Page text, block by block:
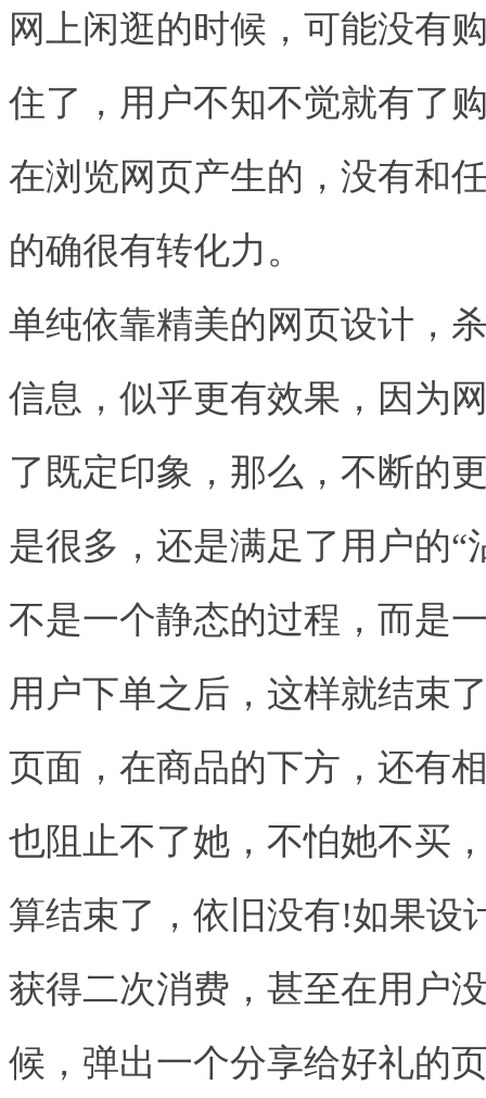
网上闲逛的时候，可能没有
住了，用户不知不觉就有了
在浏览网页产生的，没有和
的确很有转化力。
单纯依靠精美的网页设计，
信息，似乎更有效果，因为
了既定印象，那么，不断的
是很多，还是满足了用户的
不是一个静态的过程，而是
用户下单之后，这样就结束
页面，在商品的下方，还有
也阻止不了她，不怕她不买
算结束了，依旧没有!如果设
获得二次消费，甚至在用户
候，弹出一个分享给好礼的